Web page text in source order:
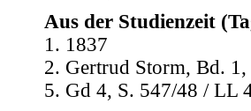
Aus der Studienzeit
1. 1837
2. Gertrud Storm, Bd.
5. Gd 4, S. 547/48 / LL